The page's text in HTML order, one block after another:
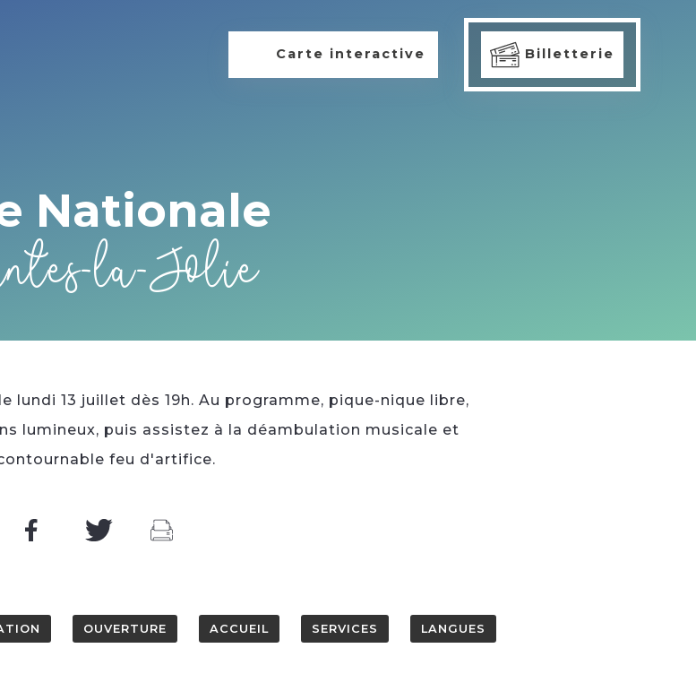
Carte interactive Billetterie
Nationale
la-Jolie
lundi 13 juillet dès 19h. Au programme, pique-nique libre,
lumineux, puis assistez à la déambulation musicale et
feu d'artifice.
OUVERTURE ACCUEIL SERVICES LANGUES